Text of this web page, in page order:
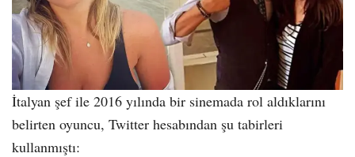
İtalyan şef ile 2016 yılında bir sinemada rol aldıklarını
belirten oyuncu, Twitter hesabından şu tabirleri
kullanmıştı: